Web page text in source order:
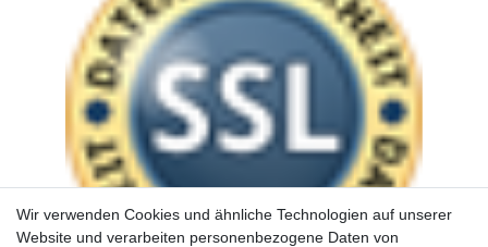
Wir verwenden Cookies und ähnliche Technologien auf unserer
Website und verarbeiten personenbezogene Daten von